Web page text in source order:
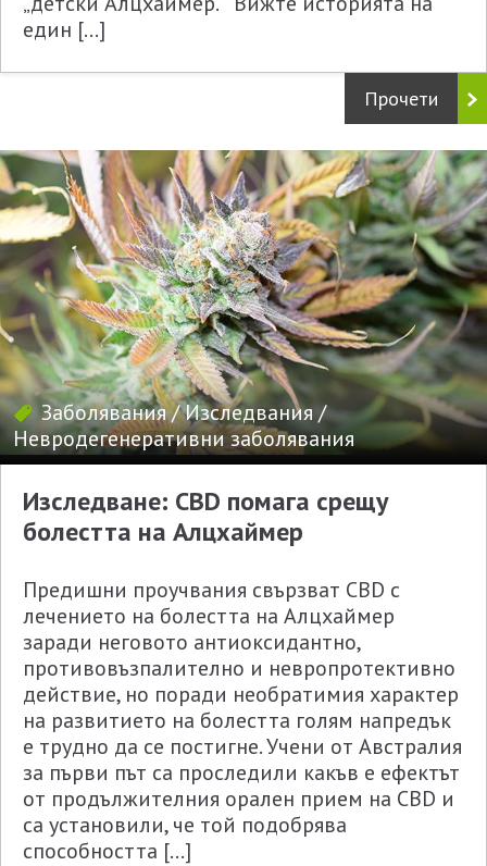
един […]
Прочети
Заболявания/Изследвания /
Невродегенеративни заболявания
Изследване: CBD помага срещу
болестта на Алцхаймер
Предишни проучвания свързват CBD с
лечението на болестта на Алцхаймер
заради неговото антиоксидантно,
противовъзпалително и невропротективно
действие, но поради необратимия характер
на развитието на болестта голям напредък
е трудно да се постигне. Учени от Австралия
за първи път са проследили какъв е ефектът
от продължителния орален прием на CBD и
са установили, че той подобрява
способността […]